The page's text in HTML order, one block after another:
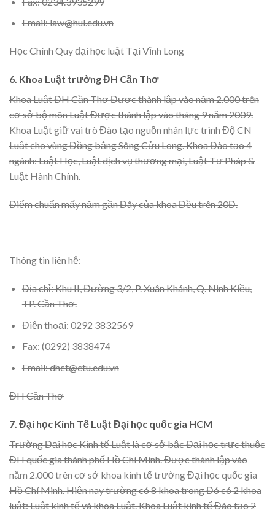
Email: law@hul.edu.vn
Học Chính Quy đại học luật Tại Vĩnh Long
6. Khoa Luật trường ĐH Cần Thơ
Khoa Luật ĐH Cần Thơ Được thành lập vào năm 2.000 trên
cơ sở bộ môn Luật Được thành lập vào tháng 9 năm 2009.
Khoa Luật giữ vai trò Đào tạo nguồn nhân lực trình Độ CN
Luật cho vùng Đồng bằng Sông Cửu Long. Khoa Đào tạo 4
ngành: Luật Học, Luật dịch vụ thương mại, Luật Tư Pháp &
Luật Hành Chính.
Điểm chuẩn mấy năm gần Đây của khoa Đều trên 20Đ.
Thông tin liên hệ:
Địa chỉ: Khu II, Đường 3/2, P. Xuân Khánh, Q. Ninh Kiều,
TP. Cần Thơ.
Điện thoại: 0292 3832569
Fax: (0292) 3838474
Email: dhct@ctu.edu.vn
ĐH Cần Thơ
7. Đại học Kinh Tế Luật Đại học quốc gia HCM
Trường Đại học Kinh tế Luật là cơ sở bậc Đại học trực thuộc
ĐH quốc gia thành phố Hồ Chí Minh. Được thành lập vào
năm 2.000 trên cơ sở khoa kinh tế trường Đại học quốc gia
Hồ Chí Minh. Hiện nay trường có 8 khoa trong Đó có 2 khoa
luật: Luật kinh tế và khoa Luật. Khoa Luật kinh tế Đào tạo 2